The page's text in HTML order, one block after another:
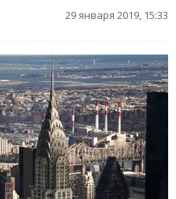
29 января 2019, 15:33